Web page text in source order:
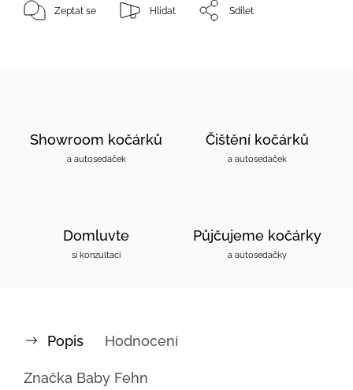
Zeptat se Hlídat Sdílet
Showroom kočárků
a autosedaček
Čištění kočárků
a autosedaček
Domluvte
si konzultaci
Půjčujeme kočárky
a autosedačky
Popis Hodnocení
Značka Baby Fehn